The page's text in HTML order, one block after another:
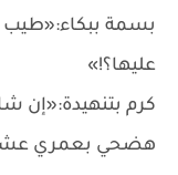
بسمة ببكاء:«طيب
عليها؟!»
كرم بتنهيدة:«إن
هضحي بعمري